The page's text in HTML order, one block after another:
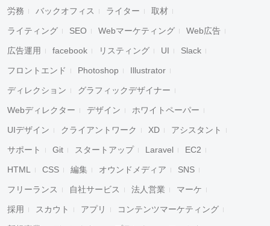
労務 バックオフィス ライター 取材
ライティング SEO Webマーケティング Web広告
広告運用 facebook リスティング UI Slack
フロントエンド Photoshop Illustrator
ディレクション グラフィックデザイナー
Webディレクター デザイン ホワイトペーパー
UIデザイン クライアントワーク XD アシスタント
サポート Git スタートアップ Laravel EC2
HTML CSS 編集 オウンドメディア SNS
フリーランス 自社サービス 法人営業 マーケ
採用 スカウト アプリ コンテンツマーケティング